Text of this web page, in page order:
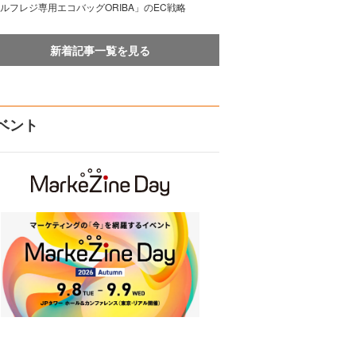
フレジ専用エコバッグORIBA」のEC戦略
新着記事一覧を見る
ント